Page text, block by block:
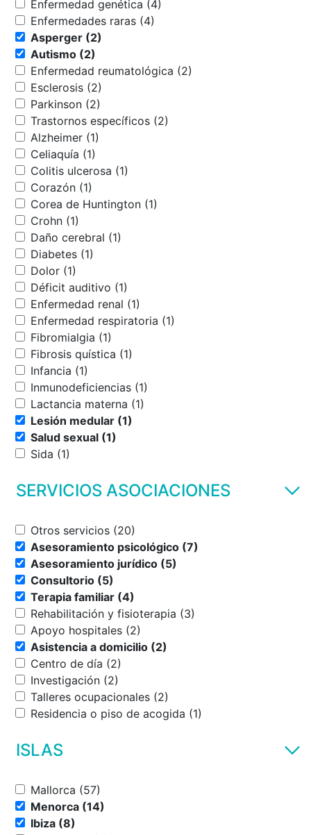
Enfermedad genética (4)
Enfermedades raras (4)
Asperger (2)
Autismo (2)
Enfermedad reumatológica (2)
Esclerosis (2)
Parkinson (2)
Trastornos específicos (2)
Alzheimer (1)
Celiaquía (1)
Colitis ulcerosa (1)
Corazón (1)
Corea de Huntington (1)
Crohn (1)
Daño cerebral (1)
Diabetes (1)
Dolor (1)
Déficit auditivo (1)
Enfermedad renal (1)
Enfermedad respiratoria (1)
Fibromialgia (1)
Fibrosis quística (1)
Infancia (1)
Inmunodeficiencias (1)
Lactancia materna (1)
Lesión medular (1)
Salud sexual (1)
Sida (1)
SERVICIOS ASOCIACIONES
Otros servicios (20)
Asesoramiento psicológico (7)
Asesoramiento jurídico (5)
Consultorio (5)
Terapia familiar (4)
Rehabilitación y fisioterapia (3)
Apoyo hospitales (2)
Asistencia a domicilio (2)
Centro de día (2)
Investigación (2)
Talleres ocupacionales (2)
Residencia o piso de acogida (1)
ISLAS
Mallorca (57)
Menorca (14)
Ibiza (8)